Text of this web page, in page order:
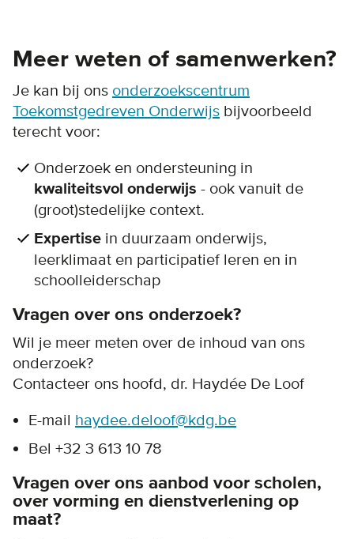
Meer weten of samenwerken?
Je kan bij ons onderzoekscentrum
Toekomstgedreven Onderwijs bijvoorbeeld
terecht voor:
Onderzoek en ondersteuning in
kwaliteitsvol onderwijs - ook vanuit de
(groot)stedelijke context.
Expertise in duurzaam onderwijs,
leerklimaat en participatief leren en in
schoolleiderschap
Vragen over ons onderzoek?
Wil je meer meten over de inhoud van ons
onderzoek?
Contacteer ons hoofd, dr. Haydée De Loof
E-mail haydee.deloof@kdg.be
Bel +32 3 613 10 78
Vragen over ons aanbod voor scholen,
over vorming en dienstverlening op
maat?